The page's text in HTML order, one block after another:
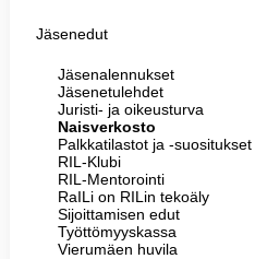
Jäsenedut
Jäsenalennukset
Jäsenetulehdet
Juristi- ja oikeusturva
Naisverkosto
Palkkatilastot ja -suositukset
RIL-Klubi
RIL-Mentorointi
RaILi on RILin tekoäly
Sijoittamisen edut
Työttömyyskassa
Vierumäen huvila